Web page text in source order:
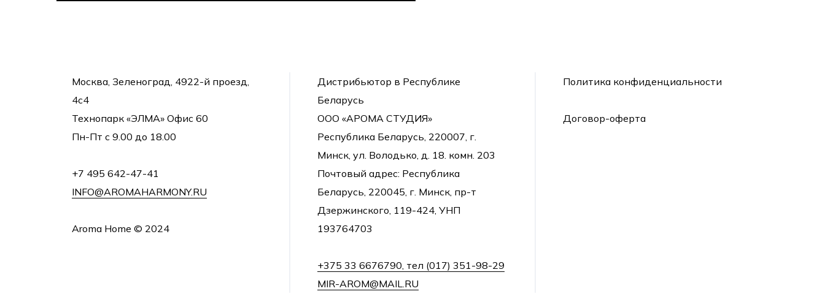
Москва, Зеленоград, 4922-й проезд,
4с4
Технопарк «ЭЛМА» Офис 60
Пн-Пт с 9.00 до 18.00
+7 495 642-47-41
INFO@AROMAHARMONY.RU
Aroma Home © 2024
Дистрибьютор в Республике
Беларусь
ООО «АРОМА СТУДИЯ»
Республика Беларусь, 220007, г.
Минск, ул. Володько, д. 18. комн. 203
Почтовый адрес: Республика
Беларусь, 220045, г. Минск, пр-т
Дзержинского, 119-424, УНП
193764703
+375 33 6676790, тел (017) 351-98-29
MIR-AROM@MAIL.RU
Политика конфиденциальности
Договор-оферта